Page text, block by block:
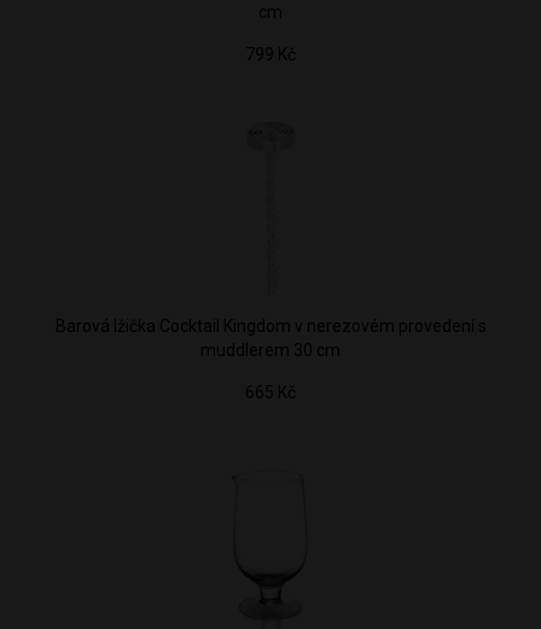
cm
799 Kč
Barová lžička Cocktail Kingdom v nerezovém provedení s
muddlerem 30 cm
665 Kč